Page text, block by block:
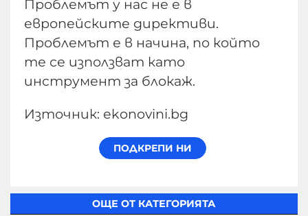
Проблемът у нас не е в
европейските директиви.
Проблемът е в начина, по който
те се използват като
инструмент за блокаж.
Източник: ekonovini.bg
ОЩЕ ОТ КАТЕГОРИЯТА